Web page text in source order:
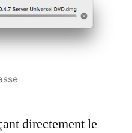
directement le